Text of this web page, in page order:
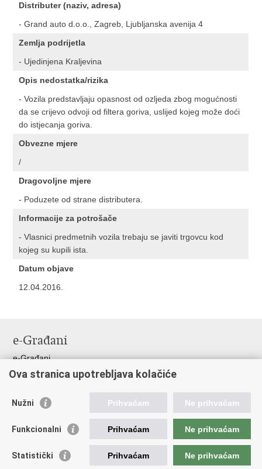
Distributer (naziv, adresa)
- Grand auto d.o.o., Zagreb, Ljubljanska avenija 4
Zemlja podrijetla
- Ujedinjena Kraljevina
Opis nedostatka/rizika
- Vozila predstavljaju opasnost od ozljeda zbog mogućnosti
da se crijevo odvoji od filtera goriva, uslijed kojeg može doći
do istjecanja goriva.
Obvezne mjere
/
Dragovoljne mjere
- Poduzete od strane distributera.
Informacije za potrošače
- Vlasnici predmetnih vozila trebaju se javiti trgovcu kod
kojeg su kupili ista.
Datum objave
12.04.2016.
e-Građani
e-Građani
Pristup informacijama
Pravo na pristup informacijama
Pristup otvorenim podacima ministarstva
Važne poveznice
Ova stranica upotrebljava kolačiće
Nužni Prihvaćam Ne prihvaćam
Funkcionalni Prihvaćam Ne prihvaćam
Statistički Prihvaćam Ne prihvaćam